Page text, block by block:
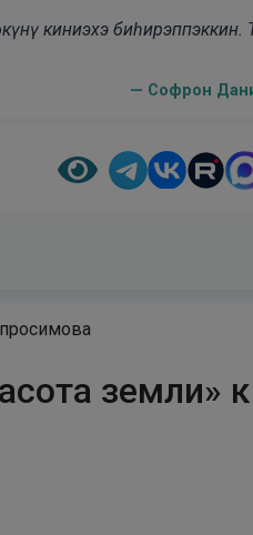
киниэхэ биһирэппэккин.
— Софрон
земли» к